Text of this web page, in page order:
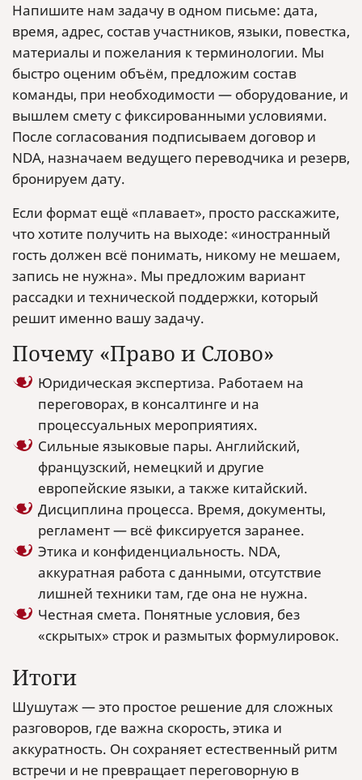
Напишите нам задачу в одном письме: дата,
время, адрес, состав участников, языки, повестка,
материалы и пожелания к терминологии. Мы
быстро оценим объём, предложим состав
команды, при необходимости — оборудование, и
вышлем смету с фиксированными условиями.
После согласования подписываем договор и
NDA, назначаем ведущего переводчика и резерв,
бронируем дату.
Если формат ещё «плавает», просто расскажите,
что хотите получить на выходе: «иностранный
гость должен всё понимать, никому не мешаем,
запись не нужна». Мы предложим вариант
рассадки и технической поддержки, который
решит именно вашу задачу.
Почему «Право и Слово»
Юридическая экспертиза. Работаем на
переговорах, в консалтинге и на
процессуальных мероприятиях.
Сильные языковые пары. Английский,
французский, немецкий и другие
европейские языки, а также китайский.
Дисциплина процесса. Время, документы,
регламент — всё фиксируется заранее.
Этика и конфиденциальность. NDA,
аккуратная работа с данными, отсутствие
лишней техники там, где она не нужна.
Честная смета. Понятные условия, без
«скрытых» строк и размытых формулировок.
Итоги
Шушутаж — это простое решение для сложных
разговоров, где важна скорость, этика и
аккуратность. Он сохраняет естественный ритм
встречи и не превращает переговорную в